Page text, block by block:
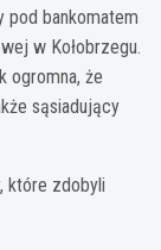
pod bankomatem
w Kołobrzegu.
ogromna, że
sąsiadujący
które zdobyli